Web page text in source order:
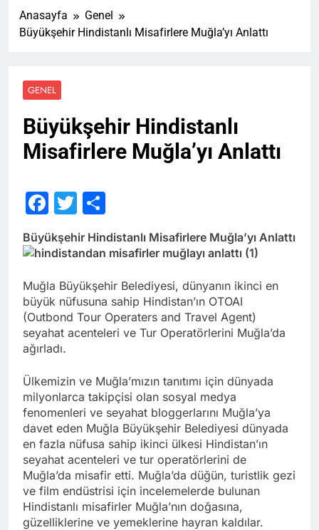
Anasayfa
Genel
Büyükşehir Hindistanlı Misafirlere Muğla’yı Anlattı
GENEL
Büyükşehir Hindistanlı
Misafirlere Muğla’yı Anlattı
Facebook
Twitter
Büyükşehir Hindistanlı Misafirlere Muğla’yı Anlattı
Muğla Büyükşehir Belediyesi, dünyanın ikinci en
büyük nüfusuna sahip Hindistan’ın OTOAI
(Outbond Tour Operaters and Travel Agent)
seyahat acenteleri ve Tur Operatörlerini Muğla’da
ağırladı.
Ülkemizin ve Muğla’mızın tanıtımı için dünyada
milyonlarca takipçisi olan sosyal medya
fenomenleri ve seyahat bloggerlarını Muğla’ya
davet eden Muğla Büyükşehir Belediyesi dünyada
en fazla nüfusa sahip ikinci ülkesi Hindistan’ın
seyahat acenteleri ve tur operatörlerini de
Muğla’da misafir etti. Muğla’da düğün, turistlik gezi
ve film endüstrisi için incelemelerde bulunan
Hindistanlı misafirler Muğla’nın doğasına,
güzelliklerine ve yemeklerine hayran kaldılar.